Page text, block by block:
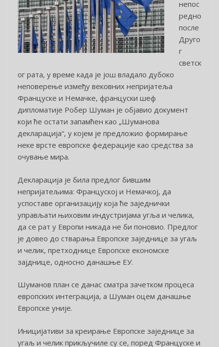
непос
редно
после
Друго
г
светск
ог рата, у време када је још владало дубоко
неповерење између вековних непријатеља
Француске и Немачке, француски шеф
дипломатије Робер Шуман је објавио документ
који ће остати запамћен као „Шуманова
декларација“, у којем је предложио формирање
неке врсте европске федерације као средства за
очување мира.
Декларација је била предлог бившим
непријатељима: Француској и Немачкој, да
успоставе организацију која ће заједнички
управљати њиховим индустријама угља и челика,
да се рат у Европи никада не би поновио. Предлог
је довео до стварања Европске заједнице за угаљ
и челик, претходнице Европске економске
зајднице, односно данашње ЕУ.
Шуманов план се данас сматра зачетком процеса
европских интеграција, а Шуман оцем данашње
Европске уније.
Иницијативи за креирање Европске заједнице за
угаљ и челик прикључиле су се, поред Француске и